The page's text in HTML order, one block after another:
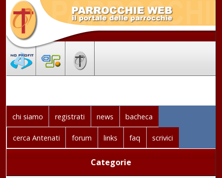
chi siamo registrati news bacheca
cerca Antenati forum links faq scrivici
Categorie